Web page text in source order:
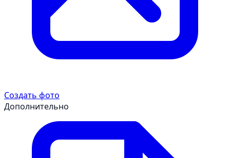
Создать фото
Дополнительно